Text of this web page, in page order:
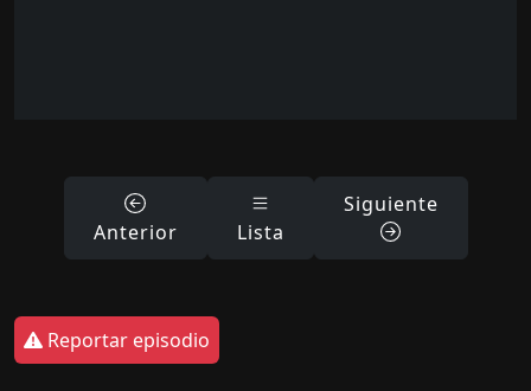
Anterior Lista
Siguiente
Reportar episodio